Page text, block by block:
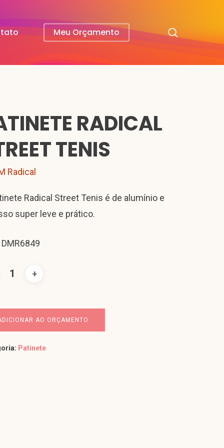
Meu Orçamento
RADICAL
TENIS
Radical
Radical Street Tenis é de alumínio e
super leve e prático.
DMR6849
AO ORÇAMENTO
Patinete